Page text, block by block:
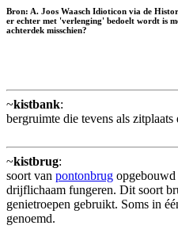
Bron: A. Joos Waasch Idioticon via de
er echter met 'verlenging' bedoelt wordt is
achterdek misschien?
~kistbank:
bergruimte die tevens als zitplaats
~kistbrug:
soort van pontonbrug opgebouwd
drijflichaam fungeren. Dit soort
genietroepen gebruikt. Soms in
genoemd.